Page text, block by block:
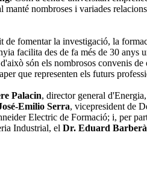
nombroses i variades
de fomentar la investigació, la
facilita des de fa més de 30 anys
són els nombrosos convenis
que representen els futurs
Palacin, director general
Emilio Serra, vicepresident de
Electric de Formació; i, per
Industrial, el Dr. Eduard Barberà